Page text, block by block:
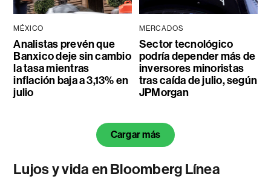
MÉXICO
Analistas prevén que
Banxico deje sin cambio
la tasa mientras
inflación baja a 3,13% en
julio
MERCADOS
Sector tecnológico
podría depender más de
inversores minoristas
tras caída de julio, según
JPMorgan
Cargar más
Lujos y vida en Bloomberg Línea